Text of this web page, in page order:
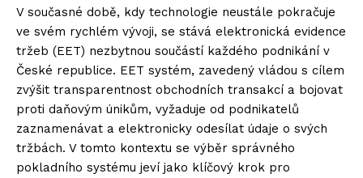
V současné době, kdy technologie neustále pokračuje
ve svém rychlém vývoji, se stává elektronická evidence
tržeb (EET) nezbytnou součástí každého podnikání v
České republice. EET systém, zavedený vládou s cílem
zvýšit transparentnost obchodních transakcí a bojovat
proti daňovým únikům, vyžaduje od podnikatelů
zaznamenávat a elektronicky odesílat údaje o svých
tržbách. V tomto kontextu se výběr správného
pokladního systému jeví jako klíčový krok pro